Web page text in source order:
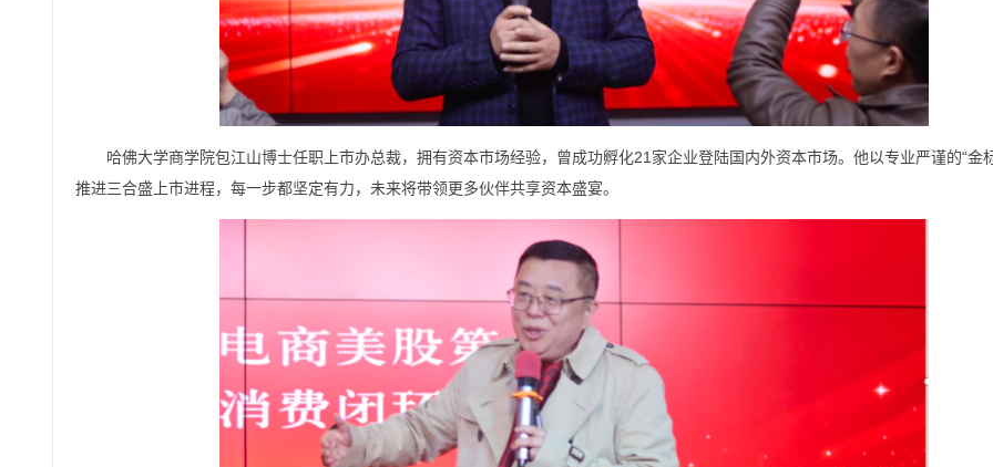
哈佛大学商学院包江山博士任职上市办总裁，拥有资本市场经验，曾成功孵化21家企业登陆国内外资本市场。他以专业严谨的“金
推进三合盛上市进程，每一步都坚定有力，未来将带领更多伙伴共享资本盛宴。